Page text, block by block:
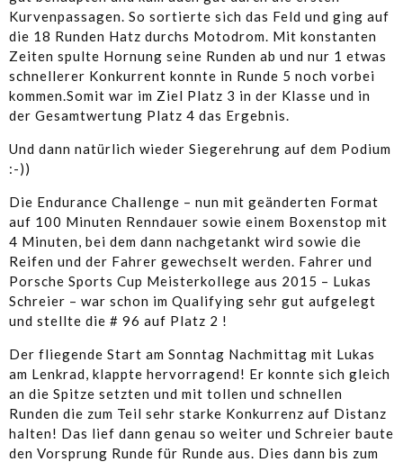
Kurvenpassagen. So sortierte sich das Feld und ging auf
die 18 Runden Hatz durchs Motodrom. Mit konstanten
Zeiten spulte Hornung seine Runden ab und nur 1 etwas
schnellerer Konkurrent konnte in Runde 5 noch vorbei
kommen.Somit war im Ziel Platz 3 in der Klasse und in
der Gesamtwertung Platz 4 das Ergebnis.
Und dann natürlich wieder Siegerehrung auf dem Podium
:-))
Die Endurance Challenge – nun mit geänderten Format
auf 100 Minuten Renndauer sowie einem Boxenstop mit
4 Minuten, bei dem dann nachgetankt wird sowie die
Reifen und der Fahrer gewechselt werden. Fahrer und
Porsche Sports Cup Meisterkollege aus 2015 – Lukas
Schreier – war schon im Qualifying sehr gut aufgelegt
und stellte die # 96 auf Platz 2 !
Der fliegende Start am Sonntag Nachmittag mit Lukas
am Lenkrad, klappte hervorragend! Er konnte sich gleich
an die Spitze setzten und mit tollen und schnellen
Runden die zum Teil sehr starke Konkurrenz auf Distanz
halten! Das lief dann genau so weiter und Schreier baute
den Vorsprung Runde für Runde aus. Dies dann bis zum